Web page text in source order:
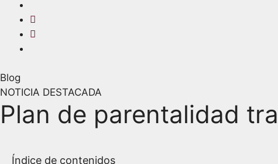
Blog
NOTICIA DESTACADA
Plan de parentalidad
Índice de contenidos